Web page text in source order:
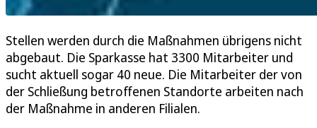
Stellen werden durch die Maßnahmen übrigens nicht
abgebaut. Die Sparkasse hat 3300 Mitarbeiter und
sucht aktuell sogar 40 neue. Die Mitarbeiter der von
der Schließung betroffenen Standorte arbeiten nach
der Maßnahme in anderen Filialen.